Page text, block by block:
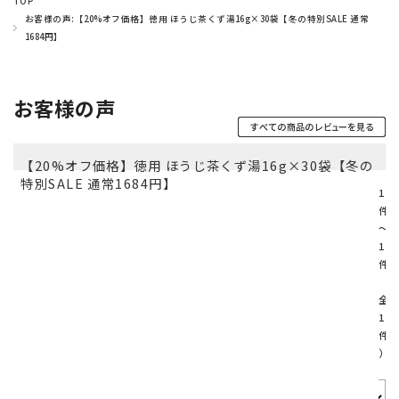
お客様の声:【20%オフ価格】徳用 ほうじ茶くず湯16g×30袋【冬の特別SALE 通常
1684円】
お客様の声
【20%オフ価格】徳用 ほうじ茶くず湯16g×30袋【冬の
特別SALE 通常1684円】
1
件
～
1
件
全
1
件
）